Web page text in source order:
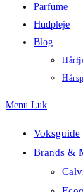
Parfume
Hudpleje
Blog
Menu Luk
Voksguide
Brands &